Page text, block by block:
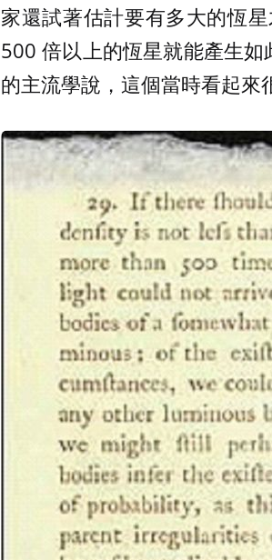
家還試著估計要有多大的恆
500 倍以上的恆星就能產生
的主流學說，這個當時看起來